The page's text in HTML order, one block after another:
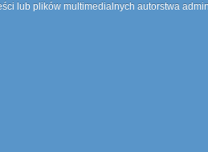
lub plików multimedialnych autorstwa